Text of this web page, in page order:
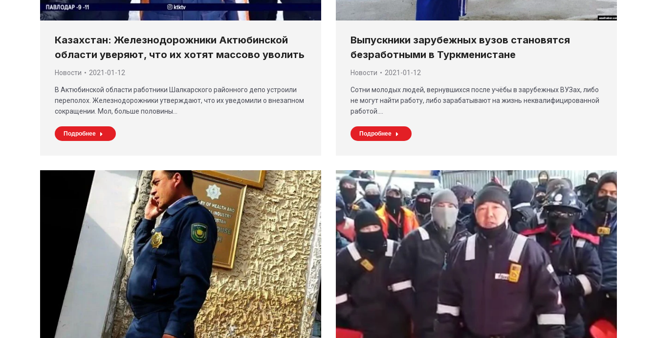
Казахстан: Железнодорожники Актюбинской
области уверяют, что их хотят массово уволить
Новости 2021-01-12
В Актюбинской области работники Шалкарского районного депо устроили
переполох. Железнодорожники утверждают, что их уведомили о внезапном
сокращении. Мол, больше половины…
Подробнее
Выпускники зарубежных вузов становятся
безработными в Туркменистане
Новости 2021-01-12
Cотни молодых людей, вернувшихся после учёбы в зарубежных ВУЗах, либо
не могут найти работу, либо зарабатывают на жизнь неквалифицированной
работой.…
Подробнее